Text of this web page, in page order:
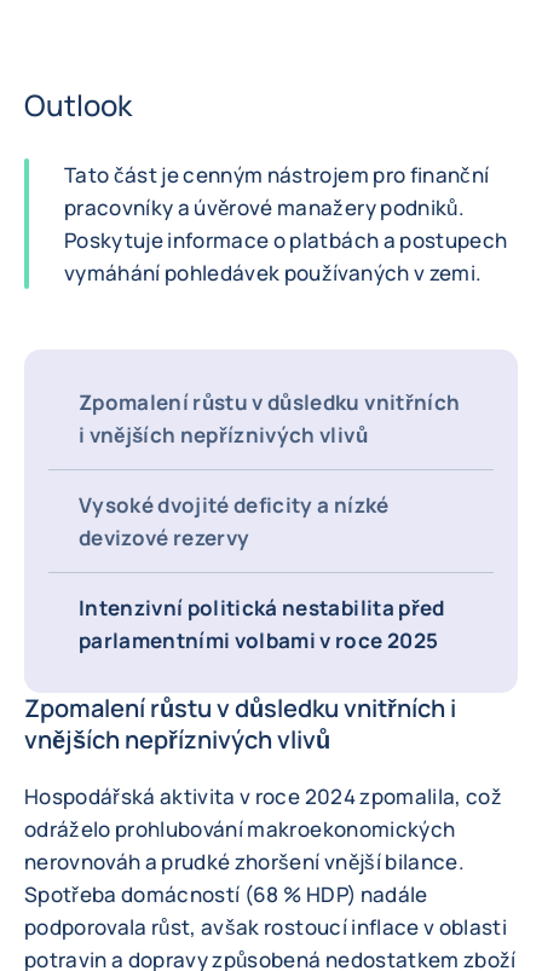
Outlook
Tato část je cenným nástrojem pro finanční
pracovníky a úvěrové manažery podniků.
Poskytuje informace o platbách a postupech
vymáhání pohledávek používaných v zemi.
Zpomalení růstu v důsledku vnitřních
i vnějších nepříznivých vlivů
Vysoké dvojité deficity a nízké
devizové rezervy
Intenzivní politická nestabilita před
parlamentními volbami v roce 2025
Zpomalení růstu v důsledku vnitřních i
vnějších nepříznivých vlivů
Hospodářská aktivita v roce 2024 zpomalila, což
odráželo prohlubování makroekonomických
nerovnováh a prudké zhoršení vnější bilance.
Spotřeba domácností (68 % HDP) nadále
podporovala růst, avšak rostoucí inflace v oblasti
potravin a dopravy způsobená nedostatkem zboží